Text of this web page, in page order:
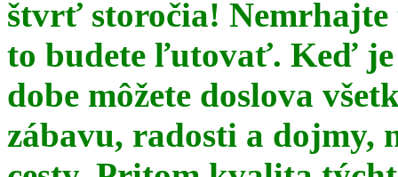
štvrť storočia!
to budete ľutovať. Keď je
dobe môžete doslova
zábavu, radosti a dojmy,